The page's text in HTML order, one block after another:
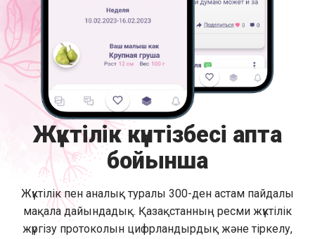
Жүктілік күнтізбесі апта
бойынша
Жүктілік пен аналық туралы 300-ден астам пайдалы
мақала дайындадық. Қазақстанның ресми жүктілік
жүргізу протоколын цифрландырдық және тіркелу,